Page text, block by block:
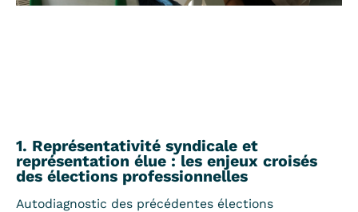
1. Représentativité syndicale et
représentation élue : les enjeux croisés
des élections professionnelles
Autodiagnostic des précédentes élections